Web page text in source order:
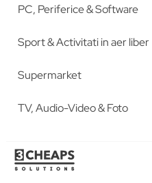
PC, Periferice & Software
Sport & Activitati in aer liber
Supermarket
TV, Audio-Video & Foto